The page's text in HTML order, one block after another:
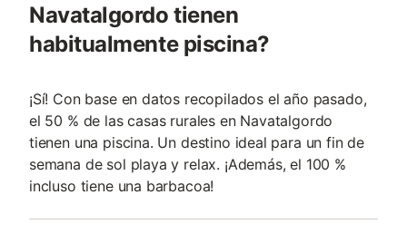
Navatalgordo tienen
habitualmente piscina?
¡Sí! Con base en datos recopilados el año pasado,
el 50 % de las casas rurales en Navatalgordo
tienen una piscina. Un destino ideal para un fin de
semana de sol playa y relax. ¡Además, el 100 %
incluso tiene una barbacoa!